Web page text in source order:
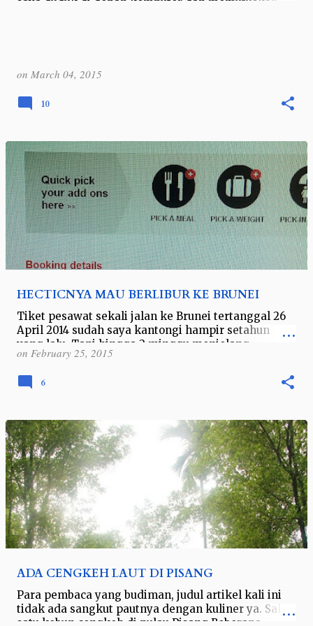
on March 04, 2015
10
HECTICNYA MAU BERLIBUR KE BRUNEI
Tiket pesawat sekali jalan ke Brunei tertanggal 26
April 2014 sudah saya kantongi hampir setahun
yang lalu. Tapi hingga 2 minggu menjelang
keberangkatan saya masih memegang sur…
on February 25, 2015
6
ADA CENGKEH LAUT DI PISANG
Para pembaca yang budiman, judul artikel kali ini
tidak ada sangkut pautnya dengan kuliner ya. Salah
satu kebun cengkeh di pulau Pisang Beberapa